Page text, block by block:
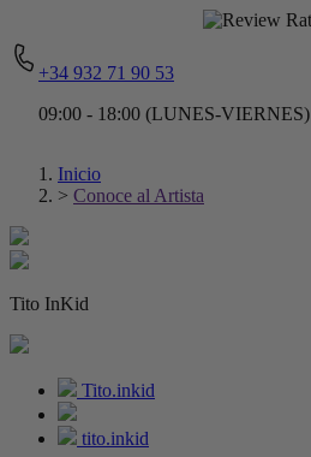
+34 932 71 90 53
09:00 - 18:00 (LUNES-VIERNES)
Inicio
> Conoce al Artista
Tito InKid
Tito.inkid
tito.inkid